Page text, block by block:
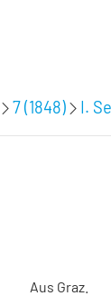
7 (1848) I.
Aus Graz.